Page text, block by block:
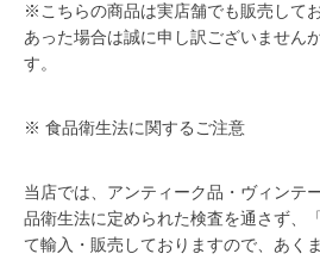
※こちらの商品は実店舗でも販売して
あった場合は誠に申し訳ございません
す。
※ 食品衛生法に関するご注意
当店では、アンティーク品・ヴィンテ
品衛生法に定められた検査を通さず、
て輸入・販売しておりますので、あく